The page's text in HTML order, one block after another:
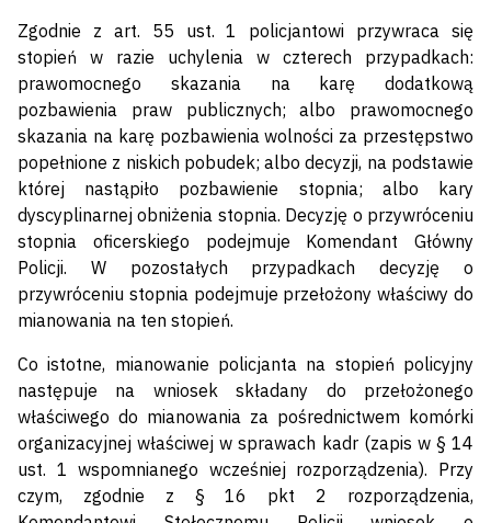
Zgodnie z art. 55 ust. 1 policjantowi przywraca się
stopień w razie uchylenia w czterech przypadkach:
prawomocnego skazania na karę dodatkową
pozbawienia praw publicznych; albo prawomocnego
skazania na karę pozbawienia wolności za przestępstwo
popełnione z niskich pobudek; albo decyzji, na podstawie
której nastąpiło pozbawienie stopnia; albo kary
dyscyplinarnej obniżenia stopnia. Decyzję o przywróceniu
stopnia oficerskiego podejmuje Komendant Główny
Policji. W pozostałych przypadkach decyzję o
przywróceniu stopnia podejmuje przełożony właściwy do
mianowania na ten stopień.
Co istotne, mianowanie policjanta na stopień policyjny
następuje na wniosek składany do przełożonego
właściwego do mianowania za pośrednictwem komórki
organizacyjnej właściwej w sprawach kadr (zapis w § 14
ust. 1 wspomnianego wcześniej rozporządzenia). Przy
czym, zgodnie z § 16 pkt 2 rozporządzenia,